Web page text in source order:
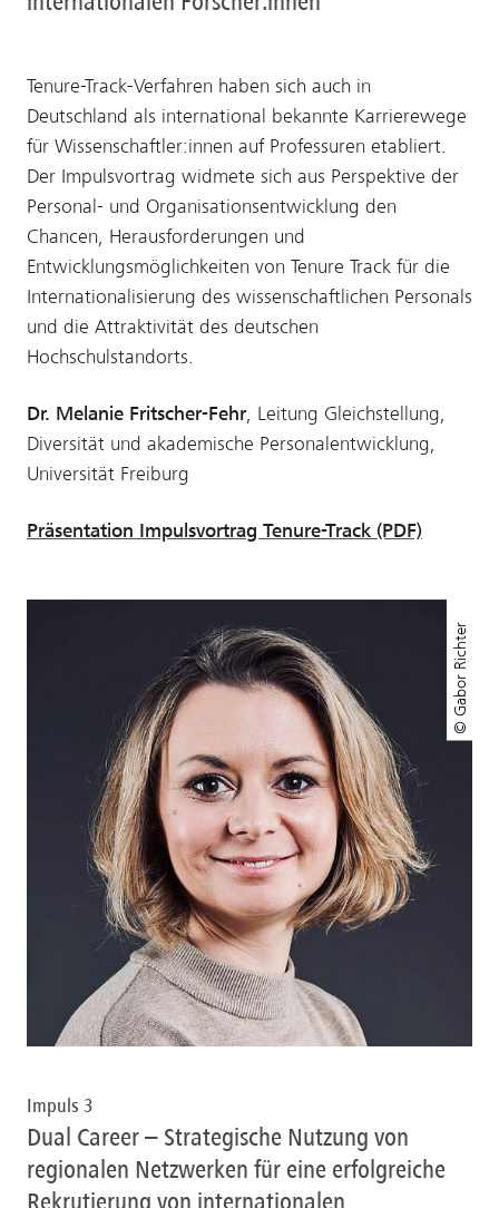
Tenure-Track-Verfahren haben sich auch in
Deutschland als international bekannte Karrierewege
für Wissenschaftler:innen auf Professuren etabliert.
Der Impulsvortrag widmete sich aus Perspektive der
Personal- und Organisationsentwicklung den
Chancen, Herausforderungen und
Entwicklungsmöglichkeiten von Tenure Track für die
Internationalisierung des wissenschaftlichen Personals
und die Attraktivität des deutschen
Hochschulstandorts.
Dr. Melanie Fritscher-Fehr, Leitung Gleichstellung,
Diversität und akademische Personalentwicklung,
Universität Freiburg
Präsentation Impulsvortrag Tenure-Track (PDF)
© Gabor Richter
Impuls 3
Dual Career – Strategische Nutzung von
regionalen Netzwerken für eine erfolgreiche